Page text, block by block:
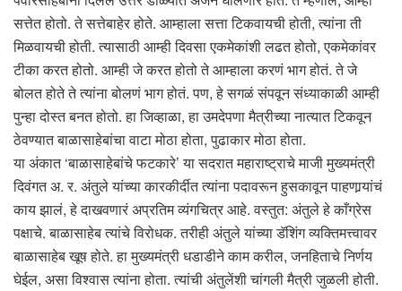
सत्तेत होतो. ते सत्तेबाहेर होते. आम्हाला सत्ता टिकवायची होती, त्यांना ती
मिळवायची होती. त्यासाठी आम्ही दिवसा एकमेकांशी लढत होतो, एकमेकांवर
टीका करत होतो. आम्ही जे करत होतो ते आम्हाला करणं भाग होतं. ते जे
बोलत होते ते त्यांना बोलणं भाग होतं. पण, हे सगळं संपवून संध्याकाळी आम्ही
पुन्हा दोस्त बनत होतो. हा जिव्हाळा, हा उमदेपणा मैत्रीच्या नात्यात टिकवून
ठेवण्यात बाळासाहेबांचा वाटा मोठा होता, पुढाकार मोठा होता.
या अंकात ‘बाळासाहेबांचे फटकारे’ या सदरात महाराष्ट्राचे माजी मुख्यमंत्री
दिवंगत अ. र. अंतुले यांच्या कारकीर्दीत त्यांना पदावरून हुसकावून पाहणार्‍यांचं
काय झालं, हे दाखवणारं अप्रतिम व्यंगचित्र आहे. वस्तुत: अंतुले हे काँग्रेस
पक्षाचे. बाळासाहेब त्यांचे विरोधक. तरीही अंतुले यांच्या डॅशिंग व्यक्तिमत्त्वावर
बाळासाहेब खूष होते. हा मुख्यमंत्री धडाडीने काम करील, जनहिताचे निर्णय
घेईल, असा विश्वास त्यांना होता. त्यांची अंतुलेंशी चांगली मैत्री जुळली होती.